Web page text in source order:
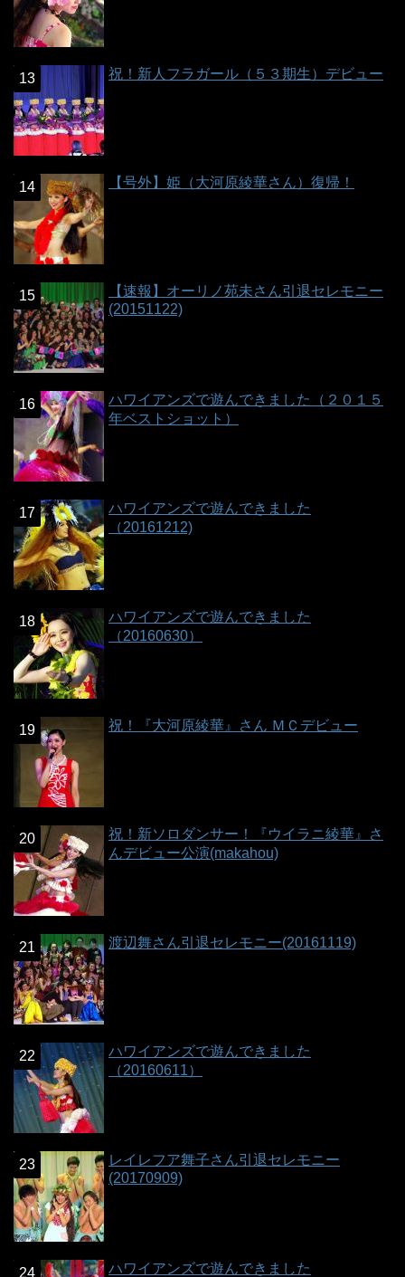
祝！新人フラガール（５３期生）デビュー
【号外】姫（大河原綾華さん）復帰！
【速報】オーリノ苑未さん引退セレモニー
(20151122)
ハワイアンズで遊んできました（２０１５
年ベストショット）
ハワイアンズで遊んできました
（20161212)
ハワイアンズで遊んできました
（20160630）
祝！『大河原綾華』さん ＭＣデビュー
祝！新ソロダンサー！『ウイラニ綾華』さ
んデビュー公演(makahou)
渡辺舞さん引退セレモニー(20161119)
ハワイアンズで遊んできました
（20160611）
レイレフア舞子さん引退セレモニー
(20170909)
ハワイアンズで遊んできました